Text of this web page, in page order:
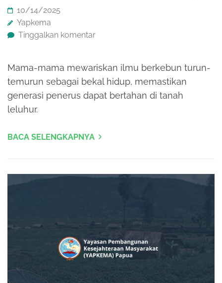
10/14/2025
Yapkema
Tinggalkan komentar
Mama-mama mewariskan ilmu berkebun turun-
temurun sebagai bekal hidup, memastikan
generasi penerus dapat bertahan di tanah
leluhur.
BACA SELENGKAPNYA